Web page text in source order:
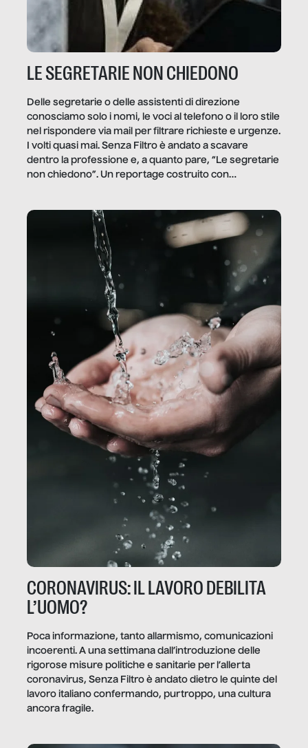
LE SEGRETARIE NON CHIEDONO
Delle segretarie o delle assistenti di direzione
conosciamo solo i nomi, le voci al telefono o il loro stile
nel rispondere via mail per filtrare richieste e urgenze.
I volti quasi mai. Senza Filtro è andato a scavare
dentro la professione e, a quanto pare, “Le segretarie
non chiedono”. Un reportage costruito con
CORONAVIRUS: IL LAVORO DEBILITA
L’UOMO?
Poca informazione, tanto allarmismo, comunicazioni
incoerenti. A una settimana dall’introduzione delle
rigorose misure politiche e sanitarie per l’allerta
coronavirus, Senza Filtro è andato dietro le quinte del
lavoro italiano confermando, purtroppo, una cultura
ancora fragile.